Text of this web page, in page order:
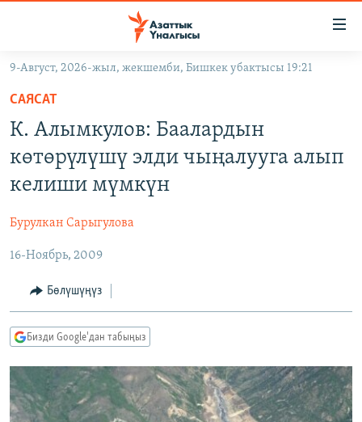
Навигацияга
өтүңүз
Издөөгө
салыңыз
МАДАНИЯТ
УКРАИНА
ТВ ПРОГРАММАЛАР
БҮГҮН АЗАТТЫКТА
ЭКСПЕРТТЕР ТАЛДАЙТ
ДАНИСТЕ
ЭЖЕ-СИҢДИЛЕР
АЗАТТЫК+
ПОДКАСТ
ӨЗГӨЧӨ ПИКИР
Русский
ОНЛАЙН ШЕРИНЕ
9-Август, 2026-жыл, жекшемби, Бишкек убактысы 19:21
САЯСАТ
К. Алымкулов: Баалардын
көтөрүлүшү элди чыңалууга алып
келиши мүмкүн
Бурулкан Сарыгулова
16-Ноябрь, 2009
Бөлүшүңүз
Бизди Google'дан табыңыз